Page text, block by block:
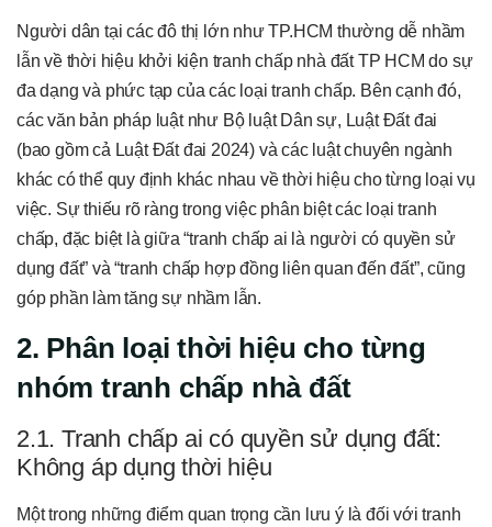
Người dân tại các đô thị lớn như TP.HCM thường dễ nhầm
lẫn về thời hiệu khởi kiện tranh chấp nhà đất TP HCM do sự
đa dạng và phức tạp của các loại tranh chấp. Bên cạnh đó,
các văn bản pháp luật như Bộ luật Dân sự, Luật Đất đai
(bao gồm cả Luật Đất đai 2024) và các luật chuyên ngành
khác có thể quy định khác nhau về thời hiệu cho từng loại vụ
việc. Sự thiếu rõ ràng trong việc phân biệt các loại tranh
chấp, đặc biệt là giữa “tranh chấp ai là người có quyền sử
dụng đất” và “tranh chấp hợp đồng liên quan đến đất”, cũng
góp phần làm tăng sự nhầm lẫn.
2. Phân loại thời hiệu cho từng
nhóm tranh chấp nhà đất
2.1. Tranh chấp ai có quyền sử dụng đất:
Không áp dụng thời hiệu
Một trong những điểm quan trọng cần lưu ý là đối với tranh